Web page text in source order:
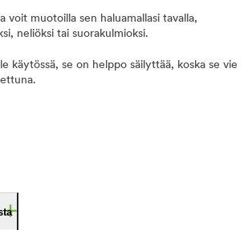
voit muotoilla sen haluamallasi tavalla,
neliöksi tai suorakulmioksi.
käytössä, se on helppo säilyttää, koska se vie